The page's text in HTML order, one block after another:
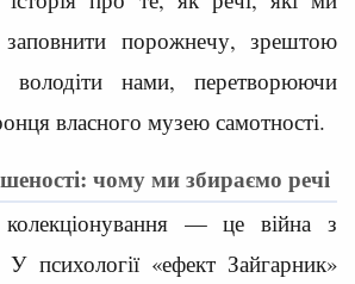
порожнечу, зрештою
нами, перетворюючи
власного музею самотності.
чому ми збираємо речі
— це війна з
У психології «ефект Зайгарник»